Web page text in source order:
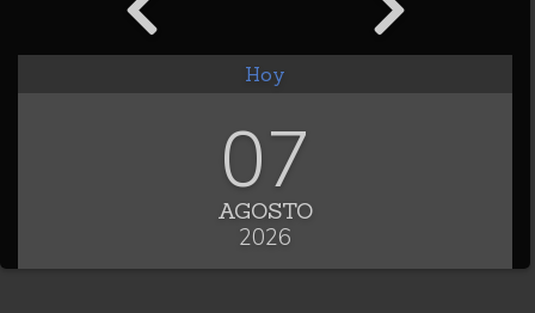
Hoy
07
AGOSTO
2026